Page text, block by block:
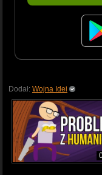
Dodał: Wojna Idei